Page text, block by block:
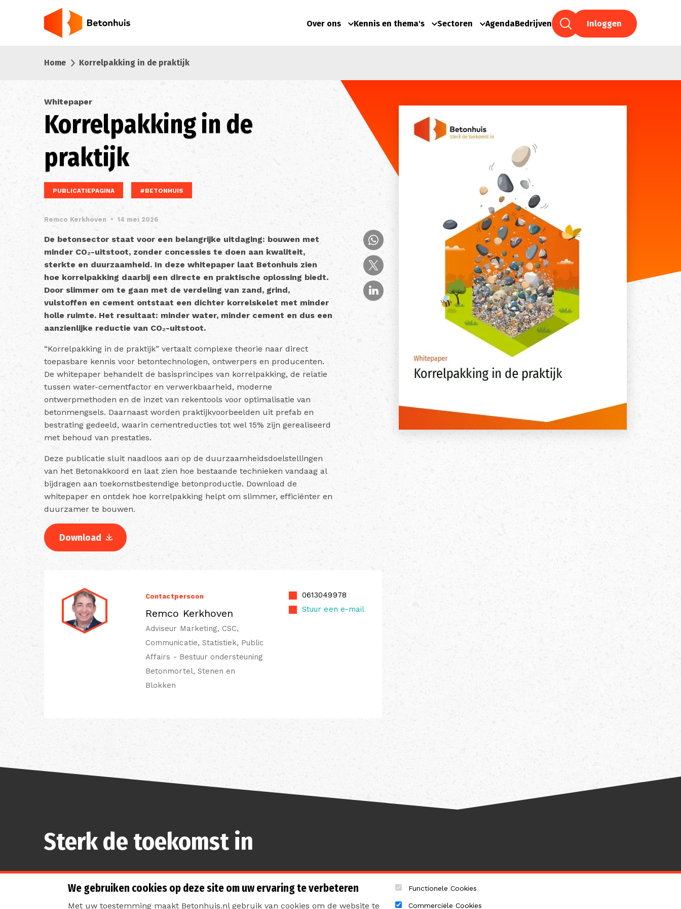
Over ons Kennis en thema's Sectoren AgendaBedrijven Inloggen
Home Korrelpakking in de praktijk
Whitepaper
Korrelpakking in de
praktijk
PUBLICATIEPAGINA #BETONHUIS
Remco Kerkhoven • 14 mei 2026
De betonsector staat voor een belangrijke uitdaging: bouwen met
minder CO₂-uitstoot, zonder concessies te doen aan kwaliteit,
sterkte en duurzaamheid. In deze whitepaper laat Betonhuis zien
hoe korrelpakking daarbij een directe en praktische oplossing biedt.
Door slimmer om te gaan met de verdeling van zand, grind,
vulstoffen en cement ontstaat een dichter korrelskelet met minder
holle ruimte. Het resultaat: minder water, minder cement en dus een
aanzienlijke reductie van CO₂-uitstoot.
“Korrelpakking in de praktijk” vertaalt complexe theorie naar direct
toepasbare kennis voor betontechnologen, ontwerpers en producenten.
De whitepaper behandelt de basisprincipes van korrelpakking, de relatie
tussen water-cementfactor en verwerkbaarheid, moderne
ontwerpmethoden en de inzet van rekentools voor optimalisatie van
betonmengsels. Daarnaast worden praktijkvoorbeelden uit prefab en
bestrating gedeeld, waarin cementreducties tot wel 15% zijn gerealiseerd
met behoud van prestaties.
Deze publicatie sluit naadloos aan op de duurzaamheidsdoelstellingen
van het Betonakkoord en laat zien hoe bestaande technieken vandaag al
bijdragen aan toekomstbestendige betonproductie. Download de
whitepaper en ontdek hoe korrelpakking helpt om slimmer, efficiënter en
duurzamer te bouwen.
Download
Contactpersoon
Remco Kerkhoven
Adviseur Marketing, CSC,
Communicatie, Statistiek, Public
Affairs - Bestuur ondersteuning
Betonmortel, Stenen en
Blokken
0613049978
Stuur een e-mail
Sterk de toekomst in
We gebruiken cookies op deze site om uw ervaring te verbeteren
Met uw toestemming maakt Betonhuis.nl gebruik van cookies om de website te
Functionele Cookies
Commerciële Cookies